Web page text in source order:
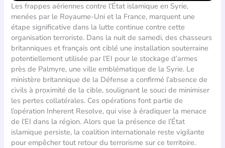
Les frappes aériennes contre l’État islamique en Syrie,
menées par le Royaume-Uni et la France, marquent une
étape significative dans la lutte continue contre cette
organisation terroriste. Dans la nuit de samedi, des chasseurs
britanniques et français ont ciblé une installation souterraine
potentiellement utilisée par l’EI pour le stockage d’armes
près de Palmyre, une ville emblématique de la Syrie. Le
ministère britannique de la Défense a confirmé l’absence de
civils à proximité de la cible, soulignant le souci de minimiser
les pertes collatérales. Ces opérations font partie de
l’opération Inherent Resolve, qui vise à éradiquer la menace
de l’EI dans la région. Alors que la présence de l’État
islamique persiste, la coalition internationale reste vigilante
pour empêcher tout retour du terrorisme sur ce territoire.